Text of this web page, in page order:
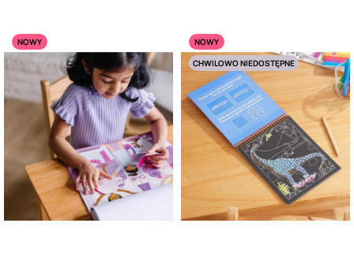
NOWY
NOWY
CHWILOWO NIEDOSTĘPNE